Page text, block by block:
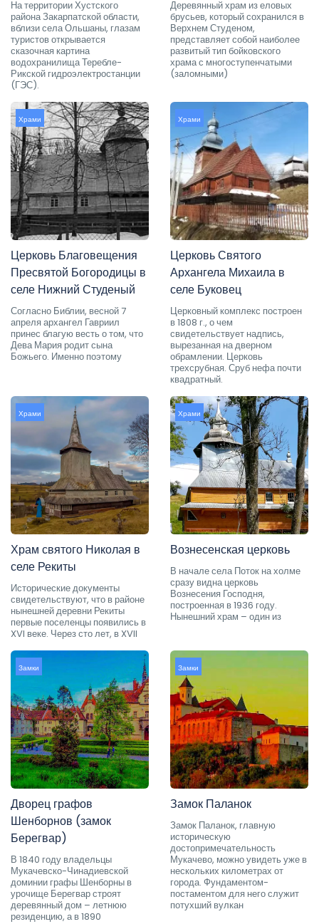
На территории Хустского
района Закарпатской области,
вблизи села Ольшаны, глазам
туристов открывается
сказочная картина
водохранилища Теребле-
Рикской гидроэлектростанции
(ГЭС).
Деревянный храм из еловых
брусьев, который сохранился в
Верхнем Студеном,
представляет собой наиболее
развитый тип бойковского
храма с многоступенчатыми
(заломными)
Храми
Церковь Благовещения
Пресвятой Богородицы в
селе Нижний Студеный
Согласно Библии, весной 7
апреля архангел Гавриил
принес благую весть о том, что
Дева Мария родит сына
Божьего. Именно поэтому
Храми
Церковь Святого
Архангела Михаила в
селе Буковец
Церковный комплекс построен
в 1808 г., о чем
свидетельствует надпись,
вырезанная на дверном
обрамлении. Церковь
трехсрубная. Сруб нефа почти
квадратный.
Храми
Храм святого Николая в
селе Рекиты
Исторические документы
свидетельствуют, что в районе
нынешней деревни Рекиты
первые поселенцы появились в
XVI веке. Через сто лет, в XVII
Храми
Вознесенская церковь
В начале села Поток на холме
сразу видна церковь
Вознесения Господня,
построенная в 1936 году.
Нынешний храм – один из
Замки
Дворец графов
Шенборнов (замок
Берегвар)
В 1840 году владельцы
Мукачевско-Чинадиевской
доминии графы Шенборны в
урочище Берегвар строят
деревянный дом – летнюю
резиденцию, а в 1890
Замки
Замок Паланок
Замок Паланок, главную
историческую
достопримечательность
Мукачево, можно увидеть уже в
нескольких километрах от
города. Фундаментом-
постаментом для него служит
потухший вулкан